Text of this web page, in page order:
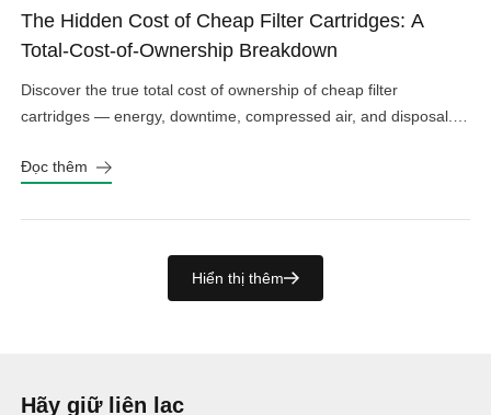
The Hidden Cost of Cheap Filter Cartridges: A
Total-Cost-of-Ownership Breakdown
Discover the true total cost of ownership of cheap filter
cartridges — energy, downtime, compressed air, and disposal.
Đọc thêm
Hiển thị thêm
Hãy giữ liên lạc